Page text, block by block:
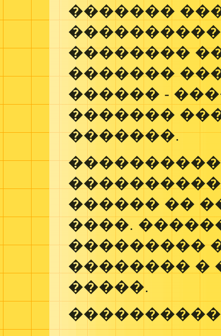
�������
��������
�������
������ -
�������
�������.
������ ��
����.
���������
�������� �
�����.